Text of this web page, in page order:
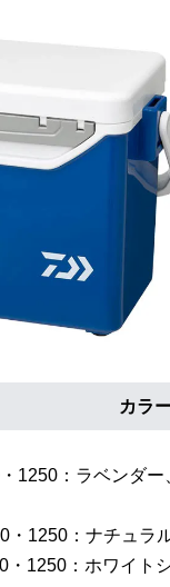
カラ
1250：ラベンダ
・1250：ナチュラ
・1250：ホワイト